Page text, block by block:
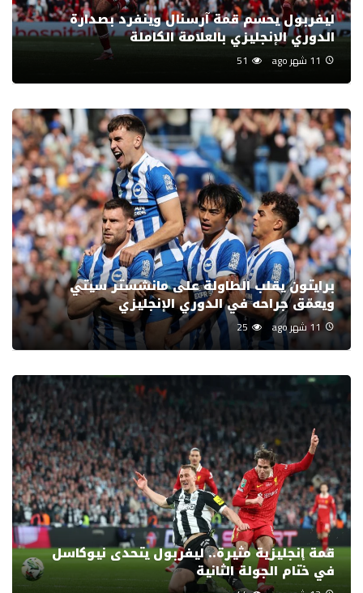
ليفربول يحسم قمة آرسنال وينفرد بصدارة
الدوري الإنجليزي بالعلامة الكاملة
11 شهر ago 51
برايتون يقلب الطاولة على مانشستر سيتي
ويعمّق جراحه في الدوري الإنجليزي
11 شهر ago 25
قمة إنجليزية مثيرة.. ليفربول يتحدى نيوكاسل
في ختام الجولة الثانية